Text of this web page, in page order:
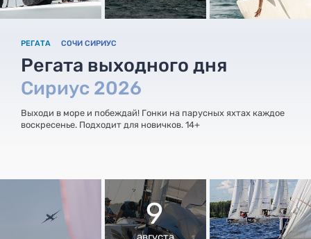
РЕГАТА СОЧИ СИРИУС
Регата выходного дня
Сириус 2026
Выходи в море и побеждай! Гонки на парусных яхтах каждое
воскресенье. Подходит для новичков. 14+
9